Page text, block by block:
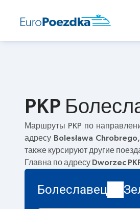
PKP
Маршруты PKP по
адресу Bolesława
также курсируют другие
Главна по адресу Dworzec
Болеславец